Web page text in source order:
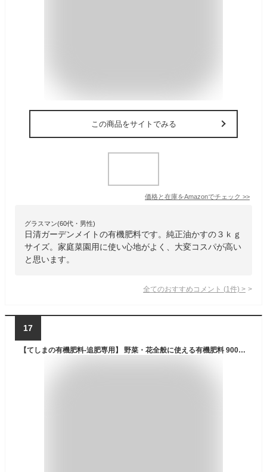
この商品をサイトでみる
価格と在庫をAmazonでチェック >>
グラスマン(60代・男性)
日清ガーデンメイトの有機肥料です。純正油かすの３ｋｇ
サイズ。家庭菜園用に使い心地がよく、大変コスパが高い
と思います。
全てのおすすめコメント (1 件) >
17
【てしまの有機肥料-追肥専用】 野菜・花全般に使える有機肥料 900g ※代引き不可 元肥に 緩効性チッ素 苦土入り トマト ナス ピーマン スイカ メロン キュウリ ゴーヤ トウガラシ ブロッコリー キャベツ カリフラワー